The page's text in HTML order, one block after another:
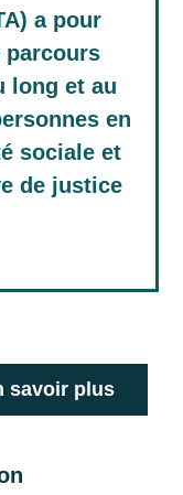
a pour
parcours
long et au
en
sociale et
de justice
savoir plus